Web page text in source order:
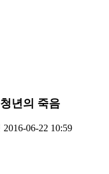
년의 죽음
2016-06-22 10:59